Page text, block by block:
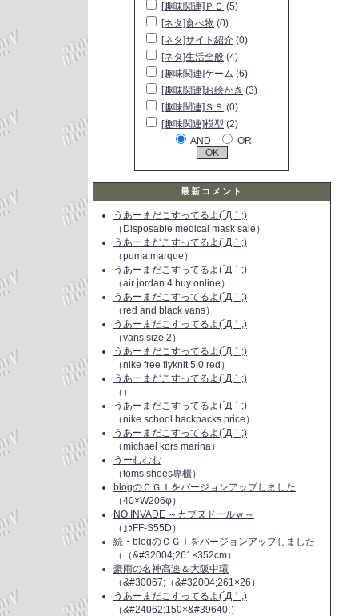
[趣味関連]ＰＣ (5)
[ネタ]食べ物 (0)
[ネタ]サイト紹介 (0)
[ネタ]生活全般 (4)
[趣味関連]ゲーム (6)
[趣味関連]お絵かき (3)
[趣味関連]ＳＳ (0)
[趣味関連]模型 (2)
AND
OR
最新コメント
うあーまだこすってるよ(´Д｀;)
（Disposable medical mask sale）
うあーまだこすってるよ(´Д｀;)
（puma marque）
うあーまだこすってるよ(´Д｀;)
（air jordan 4 buy online）
うあーまだこすってるよ(´Д｀;)
（red and black vans）
うあーまだこすってるよ(´Д｀;)
（vans size 2）
うあーまだこすってるよ(´Д｀;)
（nike free flyknit 5.0 red）
うあーまだこすってるよ(´Д｀;)
（）
うあーまだこすってるよ(´Д｀;)
（nike school backpacks price）
うあーまだこすってるよ(´Д｀;)
（michael kors marina）
うーむむむ
（toms shoes專櫃）
blogのＣＧＩをバージョンアップしました
（40×W206φ）
NO INVADE ～カプヌドールｗ～
（｣ｩFF-S55D）
続・blogのＣＧＩをバージョンアップしました
（（&#32004;261×352cm）
豪雨の名神高速＆大阪中環
（&#30067;（&#32004;261×26）
うあーまだこすってるよ(´Д｀;)
（&#24062;150×&#39640;）